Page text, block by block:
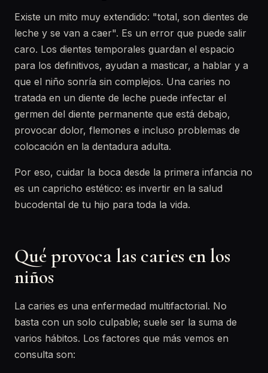
Existe un mito muy extendido: "total, son dientes de
leche y se van a caer". Es un error que puede salir
caro. Los dientes temporales guardan el espacio
para los definitivos, ayudan a masticar, a hablar y a
que el niño sonría sin complejos. Una caries no
tratada en un diente de leche puede infectar el
germen del diente permanente que está debajo,
provocar dolor, flemones e incluso problemas de
colocación en la dentadura adulta.
Por eso, cuidar la boca desde la primera infancia no
es un capricho estético: es invertir en la salud
bucodental de tu hijo para toda la vida.
Qué provoca las caries en los
niños
La caries es una enfermedad multifactorial. No
basta con un solo culpable; suele ser la suma de
varios hábitos. Los factores que más vemos en
consulta son: